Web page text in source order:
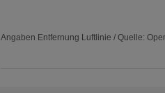
Angaben Entfernung Luftlinie / Quelle: